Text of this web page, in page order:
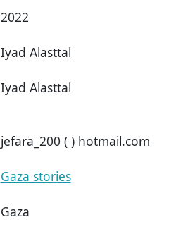
2022
Iyad Alasttal
Iyad Alasttal
jefara_200 ( ) hotmail.com
Gaza stories
Gaza